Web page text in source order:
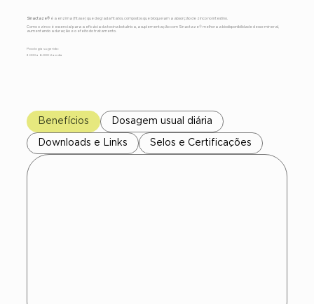
Sinactaze® é a enzima (fitase) que degrada fitatos, compostos que bloqueiam a absorção de zinco no intestino.
Como o zinco é essencial para a eficácia da toxina botulínica, a suplementação com Sinactaze® melhora a biodisponibilidade desse mineral,
aumentando a duração e o efeito do tratamento.
Posologia sugerida:
3.000 a 6.000 U ao dia
Benefícios Dosagem usual diária
Downloads e Links Selos e Certificações